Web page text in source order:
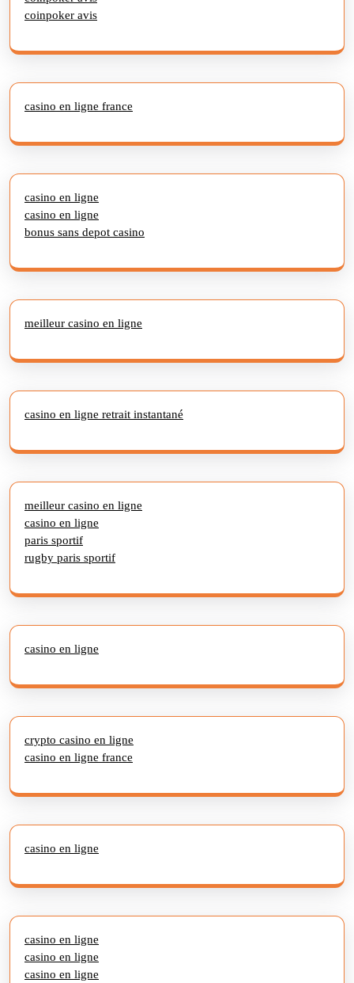
coinpoker avis
casino en ligne france
casino en ligne
casino en ligne
bonus sans depot casino
meilleur casino en ligne
casino en ligne retrait instantané
meilleur casino en ligne
casino en ligne
paris sportif
rugby paris sportif
casino en ligne
crypto casino en ligne
casino en ligne france
casino en ligne
casino en ligne
casino en ligne
casino en ligne